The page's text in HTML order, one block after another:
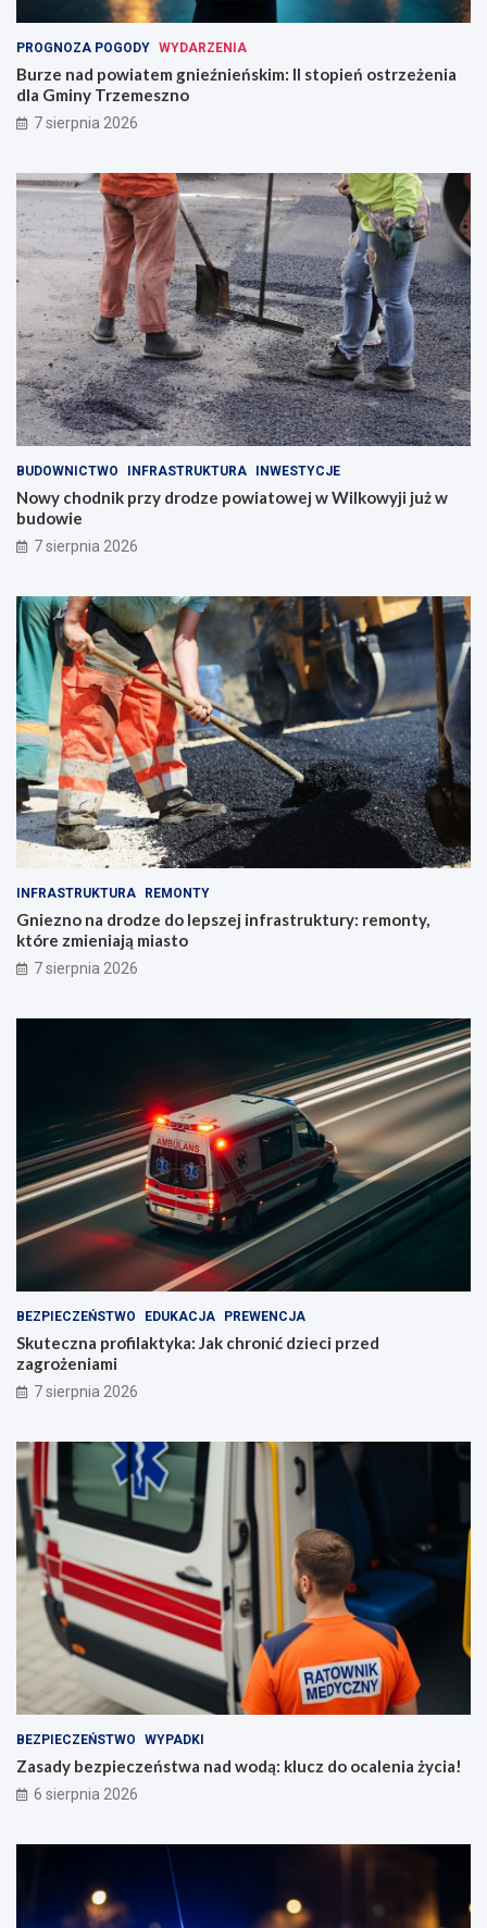
PROGNOZA POGODY WYDARZENIA
Burze nad powiatem gnieźnieńskim: II stopień ostrzeżenia
dla Gminy Trzemeszno
7 sierpnia 2026
BUDOWNICTWO INFRASTRUKTURA INWESTYCJE
Nowy chodnik przy drodze powiatowej w Wilkowyji już w
budowie
7 sierpnia 2026
INFRASTRUKTURA REMONTY
Gniezno na drodze do lepszej infrastruktury: remonty,
które zmieniają miasto
7 sierpnia 2026
BEZPIECZEŃSTWO EDUKACJA PREWENCJA
Skuteczna profilaktyka: Jak chronić dzieci przed
zagrożeniami
7 sierpnia 2026
BEZPIECZEŃSTWO WYPADKI
Zasady bezpieczeństwa nad wodą: klucz do ocalenia życia!
6 sierpnia 2026